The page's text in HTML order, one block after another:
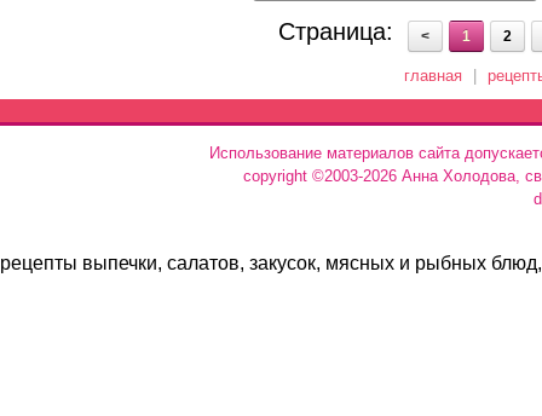
Страница:
< 1 2
главная
Использование материалов сайта
copyright ©2003-2026 Анна Холодова,
рецепты выпечки, салатов, закусок, мясных и рыбных